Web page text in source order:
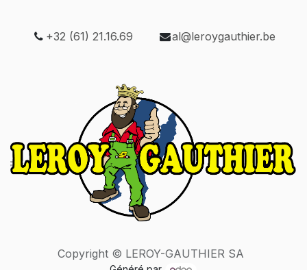
+32 (61) 21.16.69 al@leroygauthier.be
Copyright © LEROY-GAUTHIER SA